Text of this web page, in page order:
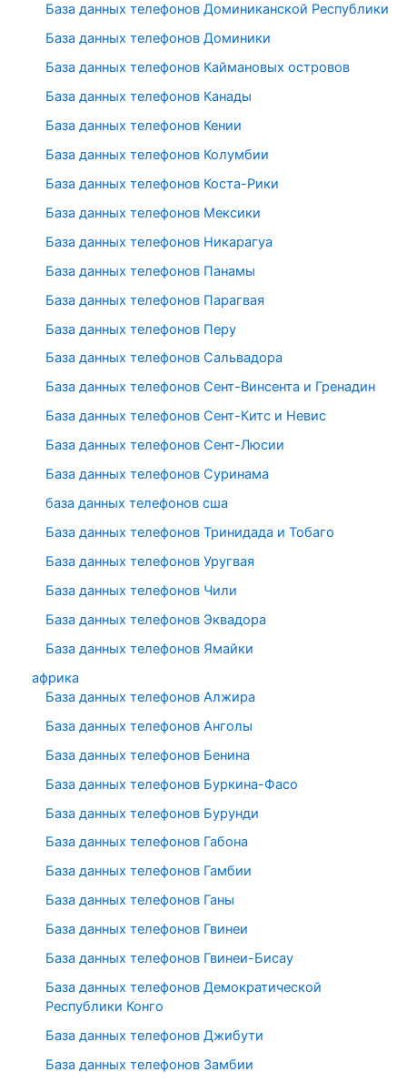
База данных телефонов Доминиканской Республики
База данных телефонов Доминики
База данных телефонов Каймановых островов
База данных телефонов Канады
База данных телефонов Кении
База данных телефонов Колумбии
База данных телефонов Коста-Рики
База данных телефонов Мексики
База данных телефонов Никарагуа
База данных телефонов Панамы
База данных телефонов Парагвая
База данных телефонов Перу
База данных телефонов Сальвадора
База данных телефонов Сент-Винсента и Гренадин
База данных телефонов Сент-Китс и Невис
База данных телефонов Сент-Люсии
База данных телефонов Суринама
база данных телефонов сша
База данных телефонов Тринидада и Тобаго
База данных телефонов Уругвая
База данных телефонов Чили
База данных телефонов Эквадора
База данных телефонов Ямайки
африка
База данных телефонов Алжира
База данных телефонов Анголы
База данных телефонов Бенина
База данных телефонов Буркина-Фасо
База данных телефонов Бурунди
База данных телефонов Габона
База данных телефонов Гамбии
База данных телефонов Ганы
База данных телефонов Гвинеи
База данных телефонов Гвинеи-Бисау
База данных телефонов Демократической
Республики Конго
База данных телефонов Джибути
База данных телефонов Замбии